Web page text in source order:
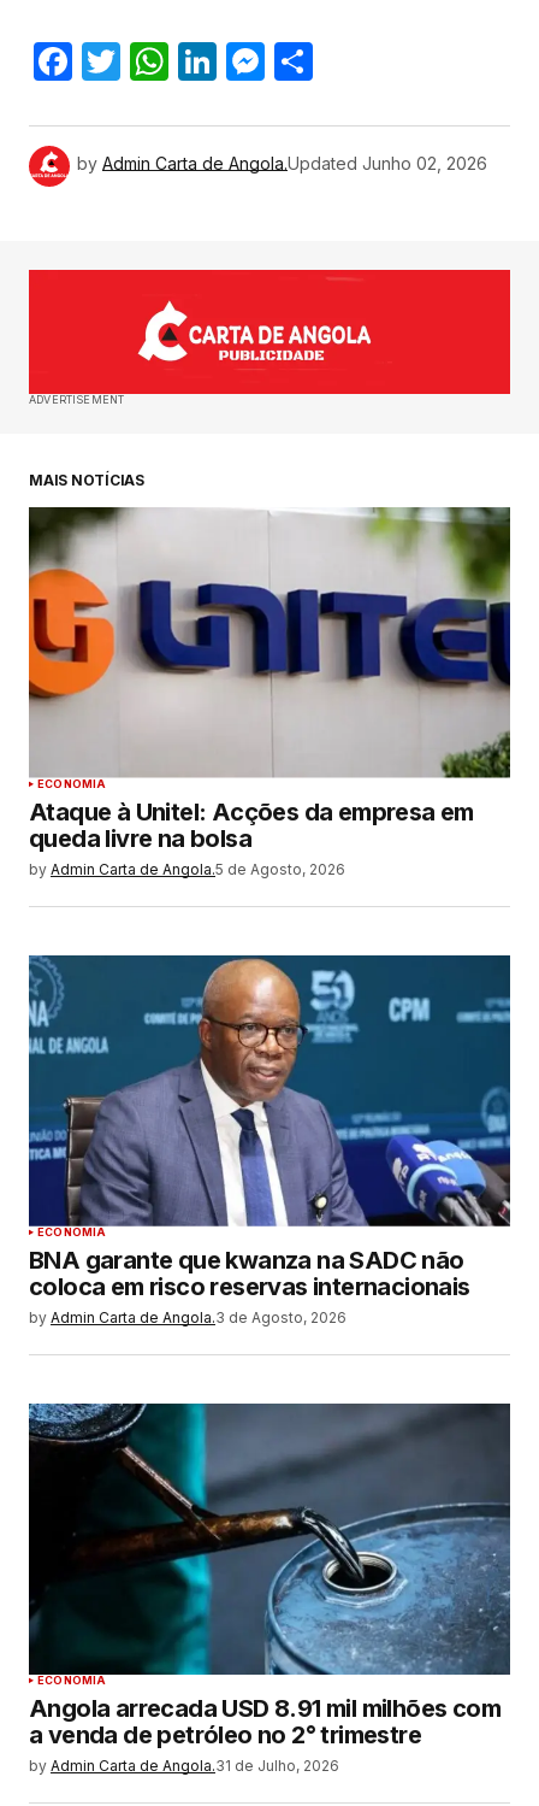
Facebook
Twitter
WhatsApp
LinkedIn
Messenger
by Admin Carta de Angola.Updated Junho 02, 2026
ADVERTISEMENT
MAIS NOTÍCIAS
ECONOMIA
Ataque à Unitel: Acções da empresa em
queda livre na bolsa
by Admin Carta de Angola.5 de Agosto, 2026
ECONOMIA
BNA garante que kwanza na SADC não
coloca em risco reservas internacionais
by Admin Carta de Angola.3 de Agosto, 2026
ECONOMIA
Angola arrecada USD 8.91 mil milhões com
a venda de petróleo no 2° trimestre
by Admin Carta de Angola.31 de Julho, 2026